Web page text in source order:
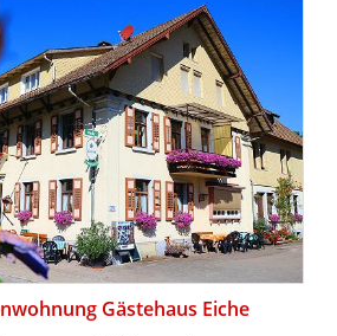
Gästehaus Eiche